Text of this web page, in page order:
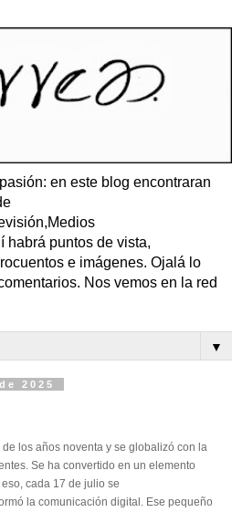
en este blog encontraran
habrá puntos de vista,
e imágenes. Ojalá lo
Nos vemos en la red
▼
2025
los años noventa y se globalizó con la
. Se ha convertido en un elemento
cada 17 de julio se
la comunicación digital. Ese pequeño